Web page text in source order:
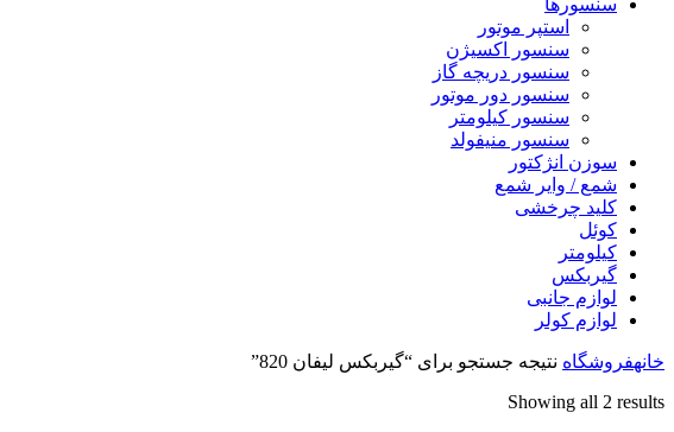
سنسورها
استپر موتور
سنسور اکسیژن
سنسور دریچه گاز
سنسور دور موتور
سنسور کیلومتر
سنسور منیفولد
سوزن انژکتور
شمع / وایر شمع
کلید چرخشی
کوئل
کیلومتر
گیربکس
لوازم جانبی
لوازم کولر
خانهفروشگاه نتیجه جستجو برای “گیربکس لیفان 820”
Showing all 2 results